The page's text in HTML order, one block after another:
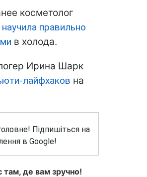
косметолог
научила правильно
в холода.
Ирина Шарк
лайфхаков на
Підпишіться на
в Google!
там, де вам зручно!